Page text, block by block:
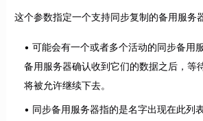
这个参数指定一个支持同步复制的备用服务
可能会有一个或者多个活动的同步备用
备用服务器确认收到它们的数据之后，等
将被允许继续下去。
同步备用服务器指的是名字出现在此列